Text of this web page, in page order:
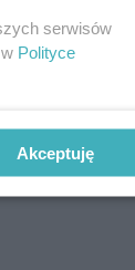
serwisów
Polityce
Akceptuję